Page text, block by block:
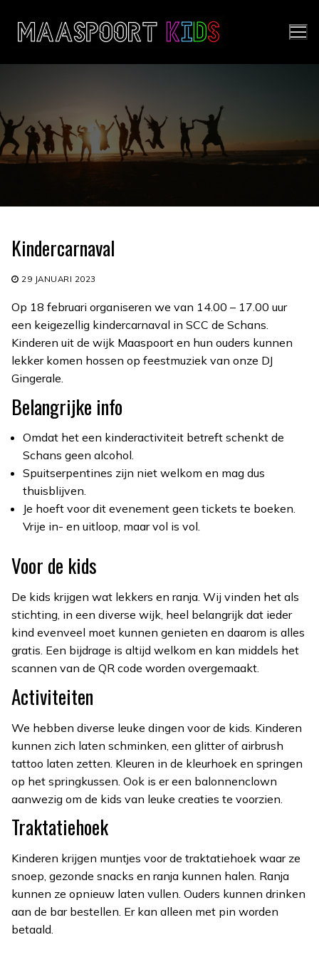
naar
inhoud
Kindercarnaval
29 JANUARI 2023
Op 18 februari organiseren we van 14.00 – 17.00 uur
een keigezellig kindercarnaval in SCC de Schans.
Kinderen uit de wijk Maaspoort en hun ouders kunnen
lekker komen hossen op feestmuziek van onze DJ
Gingerale.
Belangrijke info
Omdat het een kinderactiviteit betreft schenkt de
Schans geen alcohol.
Spuitserpentines zijn niet welkom en mag dus
thuisblijven.
Je hoeft voor dit evenement geen tickets te boeken.
Vrije in- en uitloop, maar vol is vol.
Voor de kids
De kids krijgen wat lekkers en ranja. Wij vinden het als
stichting, in een diverse wijk, heel belangrijk dat ieder
kind evenveel moet kunnen genieten en daarom is alles
gratis. Een bijdrage is altijd welkom en kan middels het
scannen van de QR code worden overgemaakt.
Activiteiten
We hebben diverse leuke dingen voor de kids. Kinderen
kunnen zich laten schminken, een glitter of airbrush
tattoo laten zetten. Kleuren in de kleurhoek en springen
op het springkussen. Ook is er een balonnenclown
aanwezig om de kids van leuke creaties te voorzien.
Traktatiehoek
Kinderen krijgen muntjes voor de traktatiehoek waar ze
snoep, gezonde snacks en ranja kunnen halen. Ranja
kunnen ze opnieuw laten vullen. Ouders kunnen drinken
aan de bar bestellen. Er kan alleen met pin worden
betaald.